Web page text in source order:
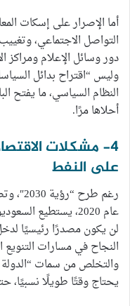
أما الإصرار على إسكات
التواصل الاجتماعي،
دور وسائل الإعلام ومراكز
وليس “اقتراح بدائل
النظام السياسي، ما يفتح
أحلاها مرًا.
4- مشكلات
على النفط
رغم
عام 2020، يستطيع السعوديون العيش من دون نفط”
لن يكون مصدرًا رئيسيًا لدخل
النجاح في مسارات التنويع
والتخلص من سمات “الدولة
يحتاج وقتًا طويلًا نسبيًا،